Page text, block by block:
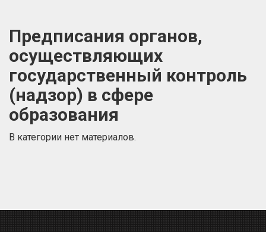
Предписания органов,
осуществляющих
государственный контроль
(надзор) в сфере
образования
В категории нет материалов.